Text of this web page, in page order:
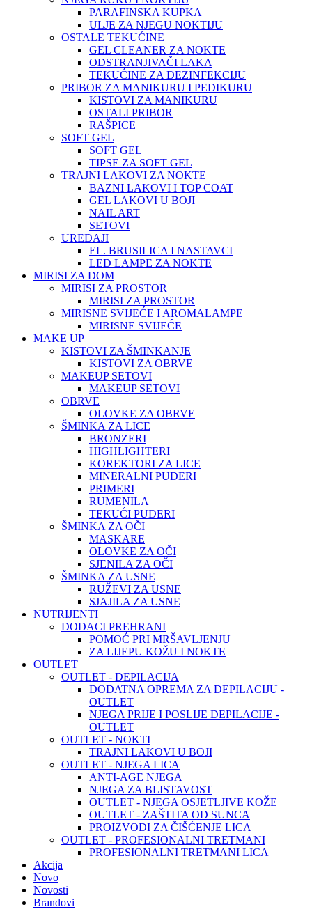
PARAFINSKA KUPKA
ULJE ZA NJEGU NOKTIJU
OSTALE TEKUĆINE
GEL CLEANER ZA NOKTE
ODSTRANJIVAČI LAKA
TEKUĆINE ZA DEZINFEKCIJU
PRIBOR ZA MANIKURU I PEDIKURU
KISTOVI ZA MANIKURU
OSTALI PRIBOR
RAŠPICE
SOFT GEL
SOFT GEL
TIPSE ZA SOFT GEL
TRAJNI LAKOVI ZA NOKTE
BAZNI LAKOVI I TOP COAT
GEL LAKOVI U BOJI
NAIL ART
SETOVI
UREĐAJI
EL. BRUSILICA I NASTAVCI
LED LAMPE ZA NOKTE
MIRISI ZA DOM
MIRISI ZA PROSTOR
MIRISI ZA PROSTOR
MIRISNE SVIJEĆE I AROMALAMPE
MIRISNE SVIJEĆE
MAKE UP
KISTOVI ZA ŠMINKANJE
KISTOVI ZA OBRVE
MAKEUP SETOVI
MAKEUP SETOVI
OBRVE
OLOVKE ZA OBRVE
ŠMINKA ZA LICE
BRONZERI
HIGHLIGHTERI
KOREKTORI ZA LICE
MINERALNI PUDERI
PRIMERI
RUMENILA
TEKUĆI PUDERI
ŠMINKA ZA OČI
MASKARE
OLOVKE ZA OČI
SJENILA ZA OČI
ŠMINKA ZA USNE
RUŽEVI ZA USNE
SJAJILA ZA USNE
NUTRIJENTI
DODACI PREHRANI
POMOĆ PRI MRŠAVLJENJU
ZA LIJEPU KOŽU I NOKTE
OUTLET
OUTLET - DEPILACIJA
DODATNA OPREMA ZA DEPILACIJU -
OUTLET
NJEGA PRIJE I POSLIJE DEPILACIJE -
OUTLET
OUTLET - NOKTI
TRAJNI LAKOVI U BOJI
OUTLET - NJEGA LICA
ANTI-AGE NJEGA
NJEGA ZA BLISTAVOST
OUTLET - NJEGA OSJETLJIVE KOŽE
OUTLET - ZAŠTITA OD SUNCA
PROIZVODI ZA ČIŠĆENJE LICA
OUTLET - PROFESIONALNI TRETMANI
PROFESIONALNI TRETMANI LICA
Akcija
Novo
Novosti
Brandovi